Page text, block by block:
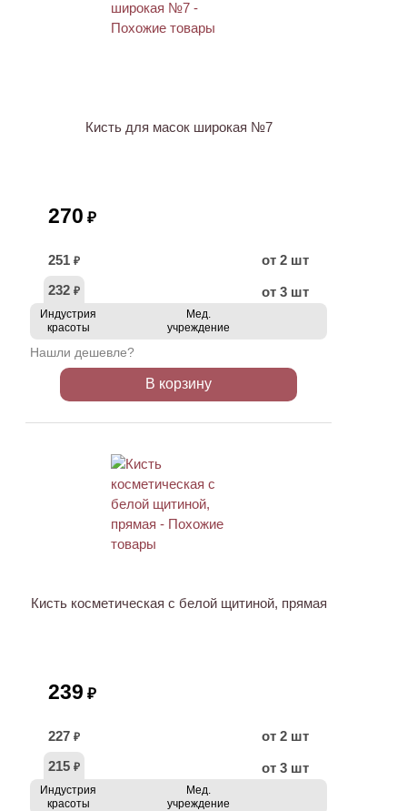
Кисть для масок широкая №7
270 ₽
251 ₽
от 2 шт
232 ₽ от 3 шт
Индустрия
красоты
Мед.
учреждение
Нашли дешевле?
В корзину
Кисть косметическая с белой щитиной, прямая
239 ₽
227 ₽
от 2 шт
215 ₽ от 3 шт
Индустрия
красоты
Мед.
учреждение